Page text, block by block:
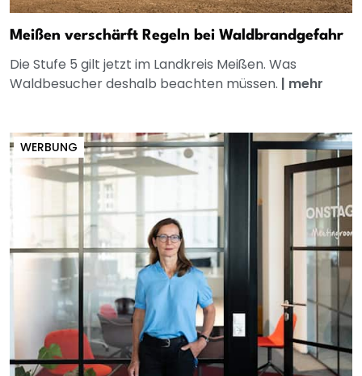
Meißen verschärft Regeln bei Waldbrandgefahr
Die Stufe 5 gilt jetzt im Landkreis Meißen. Was
Waldbesucher deshalb beachten müssen. | mehr
WERBUNG